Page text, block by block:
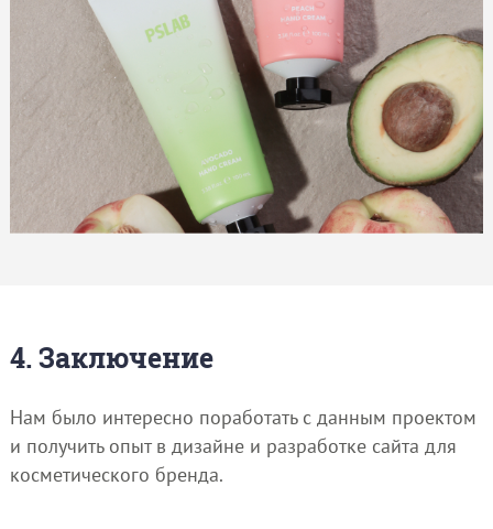
4. Заключение
Нам было интересно поработать с данным проектом
и получить опыт в дизайне и разработке сайта для
косметического бренда.